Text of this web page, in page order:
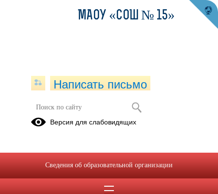
Экология
Почему ртутные
МАОУ «СОШ № 15»
Написать письмо
Версия для слабовидящих
Сведения об образовательной организации